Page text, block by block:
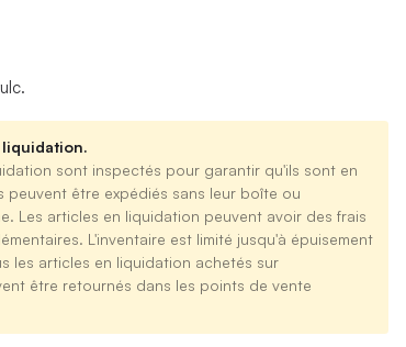
liquidation.
sont inspectés pour garantir qu'ils sont en
peuvent être expédiés sans leur boîte ou
Les articles en liquidation peuvent avoir des frais
L'inventaire est limité jusqu'à épuisement
les articles en liquidation achetés sur
être retournés dans les points de vente